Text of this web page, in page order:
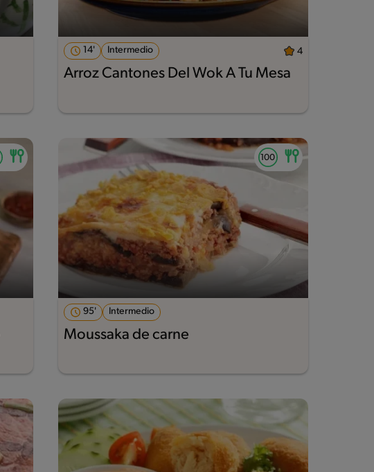
14' Intermedio 4
Arroz Cantones Del Wok A Tu Mesa
95' Intermedio
Moussaka de carne